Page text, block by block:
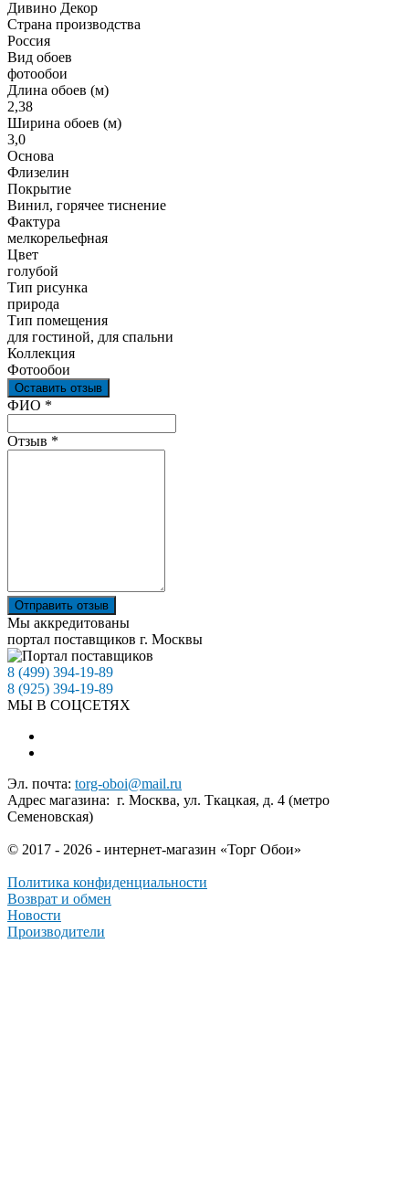
Дивино Декор
Страна производства
Россия
Вид обоев
фотообои
Длина обоев (м)
2,38
Ширина обоев (м)
3,0
Основа
Флизелин
Покрытие
Винил, горячее тиснение
Фактура
мелкорельефная
Цвет
голубой
Тип рисунка
природа
Тип помещения
для гостиной, для спальни
Коллекция
Фотообои
Оставить отзыв
Ваш отзыв был отправлен!
ФИО *
Отзыв *
Отправить отзыв
Мы аккредитованы
портал поставщиков г. Москвы
8 (499) 394-19-89
8 (925) 394-19-89
МЫ В СОЦСЕТЯХ
Эл. почта: torg-oboi@mail.ru
Адрес магазина: г. Москва, ул. Ткацкая, д. 4 (метро
Семеновская)
© 2017 - 2026 - интернет-магазин «Торг Обои»
Политика конфиденциальности
Возврат и обмен
Новости
Производители